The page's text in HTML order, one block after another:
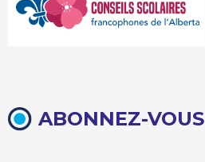
ABONNEZ-VOUS